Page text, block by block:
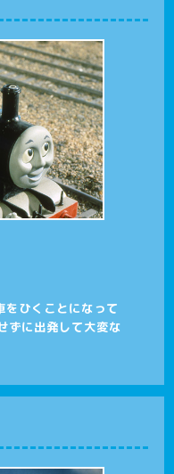
ひくことになって
ずに出発して大変な